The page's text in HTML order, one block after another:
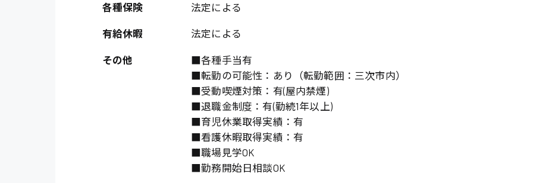
オフィスワーク系
貿易事務 データ入力
総務事務 経理事務
医療事務
IT・クリエイティブ系
廿日市市
山県郡
大竹市
福岡県 岡山県
熊本県 東京都
宮城県
千葉県 尾道市
鳥取県
日給制すべて
時給1300円〜 時給1200円〜
時給1400円〜 日給9000円〜
各種保険 法定による
有給休暇 法定による
その他
■各種手当有
■転勤の可能性：あり（転勤範囲：三次市内）
■受動喫煙対策：有(屋内禁煙)
■退職金制度：有(勤続1年以上)
■育児休業取得実績：有
■看護休暇取得実績：有
■職場見学OK
■勤務開始日相談OK